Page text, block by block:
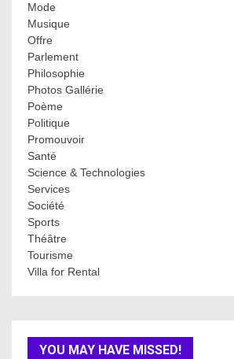
Mode
Musique
Offre
Parlement
Philosophie
Photos Gallérie
Poème
Politique
Promouvoir
Santé
Science & Technologies
Services
Société
Sports
Théâtre
Tourisme
Villa for Rental
YOU MAY HAVE MISSED!